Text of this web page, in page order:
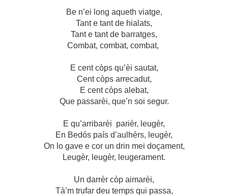
Be n’ei long aqueth viatge,
Tant e tant de hialats,
Tant e tant de barratges,
Combat, combat, combat,
E cent còps qu’èi sautat,
Cent còps arrecadut,
E cent còps alebat,
Que passarèi, que’n soi segur.
E qu’arribarèi parièr, leugèr,
En Bedós país d’aulhèrs, leugèr,
On lo gave e cor un drin mei doçament,
Leugèr, leugèr, leugerament.
Un darrèr còp aimarèi,
Tà’m trufar deu temps qui passa,